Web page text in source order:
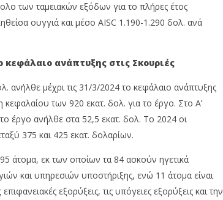
των ταμειακών εξόδων για το πλήρες έτος
ουγγιά και μέσο AISC 1.190-1.290 δολ. ανά
κεφάλαιο ανάπτυξης στις Σκουριές
μέχρι τις 31/3/2024 το κεφάλαιο ανάπτυξης
των 920 εκατ. δολ. για το έργο. Στο Α’
έργο ανήλθε στα 52,5 εκατ. δολ. Το 2024 οι
375 και 425 εκατ. δολαρίων.
άτομα, εκ των οποίων τα 84 ασκούν ηγετικά
και υπηρεσιών υποστήριξης, ενώ 11 άτομα είναι
εξορύξεις, τις υπόγειες εξορύξεις και την